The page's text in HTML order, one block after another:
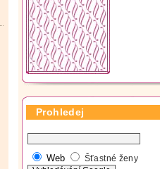
Prohledej
Web Šťastné ženy